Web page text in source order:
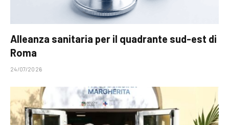
Alleanza sanitaria per il quadrante sud-est di
Roma
24/07/2026